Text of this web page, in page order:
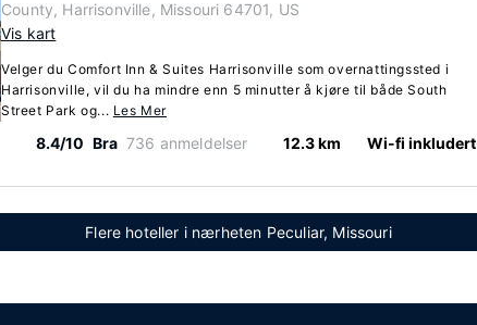
County, Harrisonville, Missouri 64701, US
Vis kart
Velger du Comfort Inn & Suites Harrisonville som overnattingssted i
Harrisonville, vil du ha mindre enn 5 minutter å kjøre til både South
Street Park og... Les Mer
8.4/10 Bra 736 anmeldelser 12.3 km Wi-fi inkludert
Flere hoteller i nærheten Peculiar, Missouri